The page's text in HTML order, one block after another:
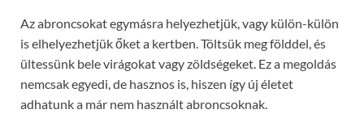
Az abroncsokat egymásra helyezhetjük, vagy külön-külön
is elhelyezhetjük őket a kertben. Töltsük meg földdel, és
ültessünk bele virágokat vagy zöldségeket. Ez a megoldás
nemcsak egyedi, de hasznos is, hiszen így új életet
adhatunk a már nem használt abroncsoknak.